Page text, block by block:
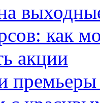
как
акции